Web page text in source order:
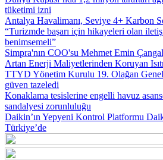
tüketimi izni
Antalya Havalimanı, Seviye 4+ Karbon
“Turizmde başarı için hikayeleri olan
benimsemeli”
Simpra'nın COO'su Mehmet Emin
Artan Enerji Maliyetlerinden Koruyan
TTYD Yönetim Kurulu 19. Olağan Genel
güven tazeledi
Konaklama tesislerine engelli havuz
sandalyesi zorunluluğu
Daikin’ın Yepyeni Kontrol Platformu
Türkiye’de